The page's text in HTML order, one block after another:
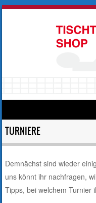
Skip to content
TURNIERE
Demnächst sind wieder
uns könnt ihr nachfragen,
Tipps, bei welchem Turnier